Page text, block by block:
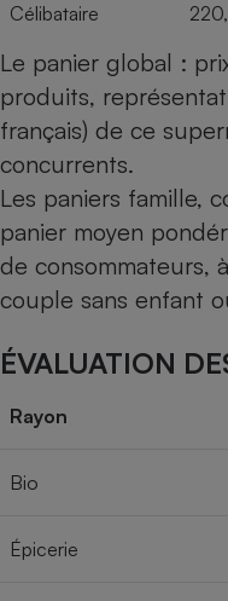
Célibataire
Le panier global :
produits,
français) de ce
concurrents.
Les paniers famille,
panier moyen
de consommateurs,
couple sans enfant
ÉVALUATION
Rayon
Bio
Épicerie